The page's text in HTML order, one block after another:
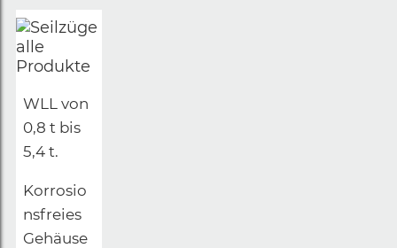
WLL von
0,8 t bis
5,4 t.
Korrosio
nsfreies
Gehäuse